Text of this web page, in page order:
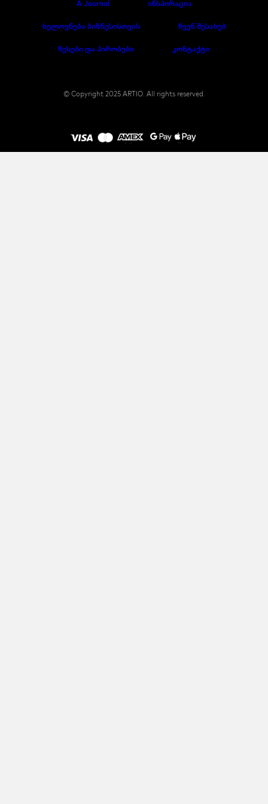
A Journal ინსპირაცია
ხელოვნება ბიზნესისთვის ჩვენ შესახებ
წესები და პირობები კონტაქტი
© Copyright 2025 ARTIO. All rights reserved.